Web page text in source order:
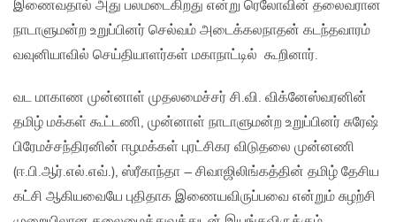
இணைவதால் அது பலமடைகிறது என்று ரெலோவின் தலைவரான
நாடாளுமன்ற உறுப்பினர் செல்வம் அடைக்கலநாதன் கடந்தவாரம்
வவுனியாவில் செய்தியாளர்கள் மகாநாட்டில் கூறினார்.
வட மாகாண முன்னாள் முதலமைச்சர் சி.வி. விக்னேஸ்வரனின்
தமிழ் மக்கள் கூட்டணி, முன்னாள் நாடாளுமன்ற உறுப்பினர் சுரேஷ்
பிரேமச்சந்திரனின் ஈழமக்கள் புரட்சிகர விடுதலை முன்னணி
(ஈ.பி.ஆர்.எல்.எவ்.), ஸ்ரீகாந்தா – சிவாஜிலிங்கத்தின் தமிழ் தேசிய
கட்சி ஆகியவையே புதிதாக இணையவிருப்பவை என்றும் சுழற்சி